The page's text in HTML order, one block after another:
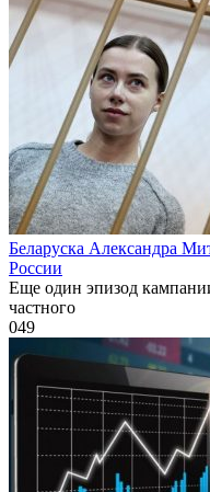
Беларуска Александра
России
Еще один эпизод
частного
049